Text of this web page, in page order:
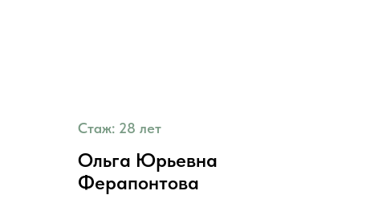
Стаж: 28 лет
Ольга Юрьевна
Ферапонтова